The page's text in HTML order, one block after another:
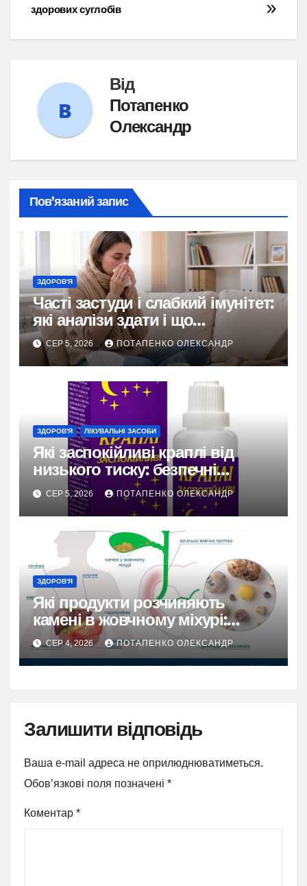
здорових суглобів
Від
Потапенко
Олександр
Пов’язаний запис
ЗДОРОВ'Я
Часті застуди і слабкий імунітет:
які аналізи здати і що
перевірити
СЕР 5, 2026 ПОТАПЕНКО ОЛЕКСАНДР
ЗДОРОВ'Я ЛІКУВАЛЬНІ ЗАСОБИ
Які заспокійливі краплі від
низького тиску: безпечні
варіанти
СЕР 5, 2026 ПОТАПЕНКО ОЛЕКСАНДР
ЗДОРОВ'Я
Які продукти розчиняють
камені в жовчному міхурі:
правда, міфи та реальні
можливості
СЕР 4, 2026 ПОТАПЕНКО ОЛЕКСАНДР
Залишити відповідь
Ваша e-mail адреса не оприлюднюватиметься.
Обов’язкові поля позначені *
Коментар *